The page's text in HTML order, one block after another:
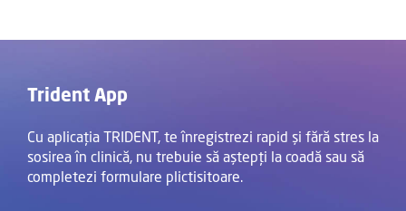
Trident App
Cu aplicația TRIDENT, te înregistrezi rapid și fără stres la
sosirea în clinică, nu trebuie să aștepți la coadă sau să
completezi formulare plictisitoare.